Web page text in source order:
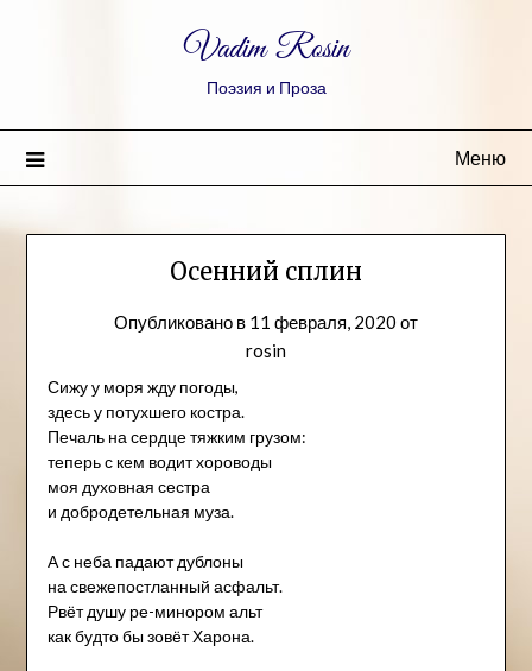
Vadim Rosin
Поэзия и Проза
Меню
Осенний сплин
Опубликовано в 11 февраля, 2020 от
rosin
Сижу у моря жду погоды,
здесь у потухшего костра.
Печаль на сердце тяжким грузом:
теперь с кем водит хороводы
моя духовная сестра
и добродетельная муза.
А с неба падают дублоны
на свежепостланный асфальт.
Рвёт душу ре-минором альт
как будто бы зовёт Харона.